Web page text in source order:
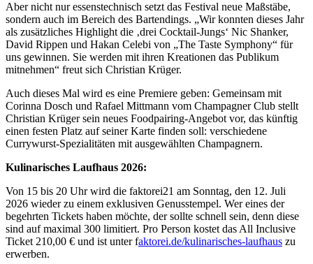
Aber nicht nur essenstechnisch setzt das Festival neue Maßstäbe,
sondern auch im Bereich des Bartendings. „Wir konnten dieses Jahr
als zusätzliches Highlight die ‚drei Cocktail-Jungs‘ Nic Shanker,
David Rippen und Hakan Celebi von „The Taste Symphony“ für
uns gewinnen. Sie werden mit ihren Kreationen das Publikum
mitnehmen“ freut sich Christian Krüger.
Auch dieses Mal wird es eine Premiere geben: Gemeinsam mit
Corinna Dosch und Rafael Mittmann vom Champagner Club stellt
Christian Krüger sein neues Foodpairing-Angebot vor, das künftig
einen festen Platz auf seiner Karte finden soll: verschiedene
Currywurst-Spezialitäten mit ausgewählten Champagnern.
Kulinarisches Laufhaus 2026:
Von 15 bis 20 Uhr wird die faktorei21 am Sonntag, den 12. Juli
2026 wieder zu einem exklusiven Genusstempel. Wer eines der
begehrten Tickets haben möchte, der sollte schnell sein, denn diese
sind auf maximal 300 limitiert. Pro Person kostet das All Inclusive
Ticket 210,00 € und ist unter faktorei.de/kulinarisches-laufhaus zu
erwerben.